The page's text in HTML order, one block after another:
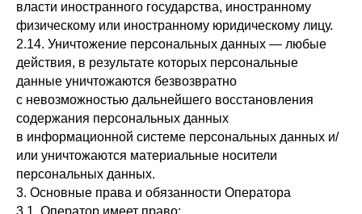
власти иностранного государства, иностранному
физическому или иностранному юридическому лицу.
2.14. Уничтожение персональных данных — любые
действия, в результате которых персональные
данные уничтожаются безвозвратно
с невозможностью дальнейшего восстановления
содержания персональных данных
в информационной системе персональных данных и/
или уничтожаются материальные носители
персональных данных.
3. Основные права и обязанности Оператора
3.1. Оператор имеет право: